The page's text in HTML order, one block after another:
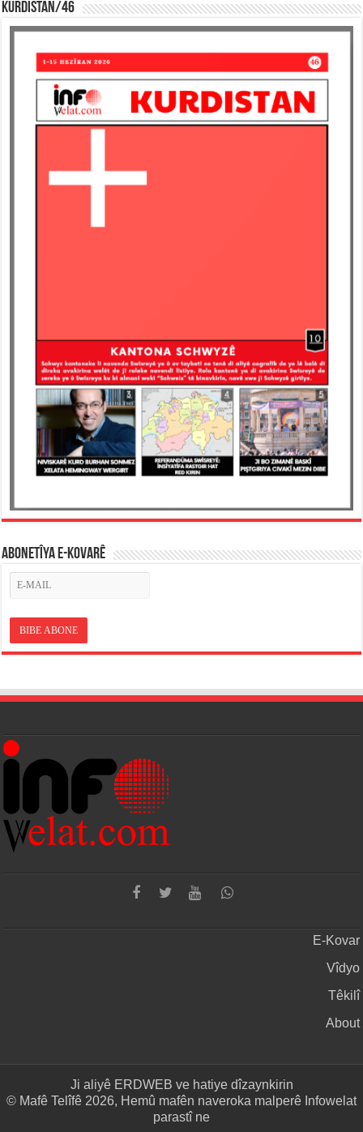
KURDISTAN/46
ABONETÎYA E-KOVARÊ
E-Kovar
Vîdyo
Têkilî
About
Ji aliyê ERDWEB ve hatiye dîzaynkirin
© Mafê Telîfê 2026, Hemû mafên naveroka malperê Infowelat
parastî ne